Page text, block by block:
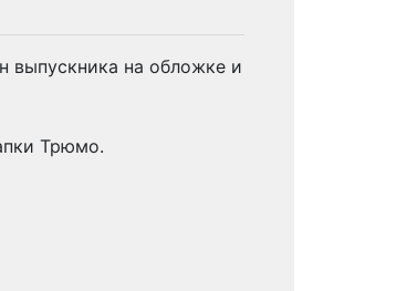
выпускника на обложке и
Трюмо.